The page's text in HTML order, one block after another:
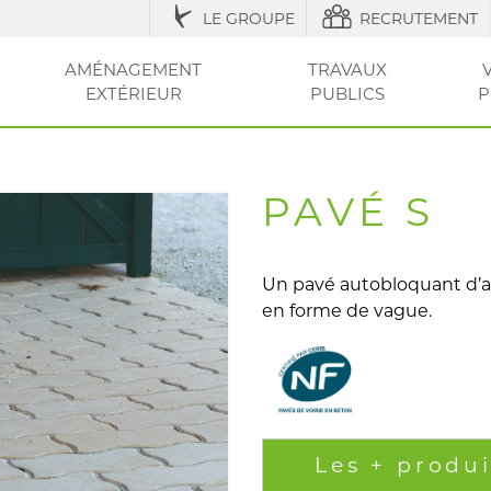
LE GROUPE RECRUTEMENT
AMÉNAGEMENT
EXTÉRIEUR
TRAVAUX
PUBLICS
PAVÉ S
Un pavé autobloquant
en forme de vague.
Les +